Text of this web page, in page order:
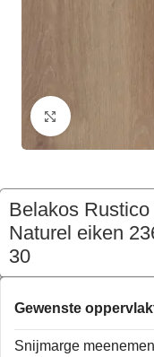
Klik om te
Belakos
Naturel eiken
30
Gewenste
Snijmarge meenemen